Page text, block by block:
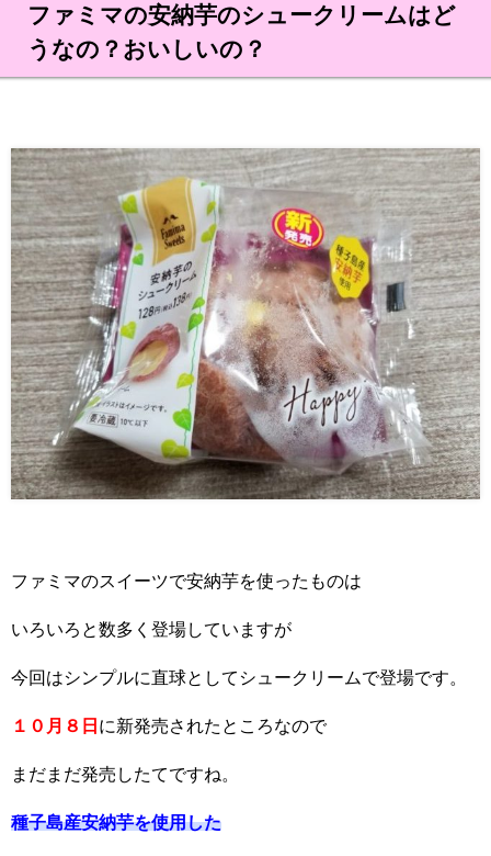
ファミマの安納芋のシュークリームはど
うなの？おいしいの？
ファミマのスイーツで安納芋を使ったものは
いろいろと数多く登場していますが
今回はシンプルに直球としてシュークリームで登場です。
１０月８日 に新発売されたところなので
まだまだ発売したてですね。
種子島産安納芋を使用した